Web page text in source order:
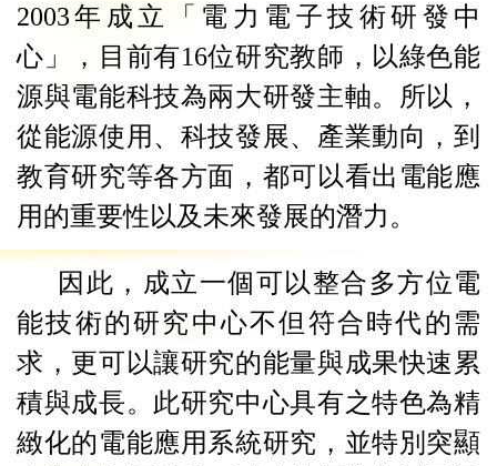
2003年成立「電力電子技術研發中
心」，目前有16位研究教師，以綠色能
源與電能科技為兩大研發主軸。所以，
從能源使用、科技發展、產業動向，到
教育研究等各方面，都可以看出電能應
用的重要性以及未來發展的潛力。
因此，成立一個可以整合多方位電
能技術的研究中心不但符合時代的需
求，更可以讓研究的能量與成果快速累
積與成長。此研究中心具有之特色為精
緻化的電能應用系統研究，並特別突顯